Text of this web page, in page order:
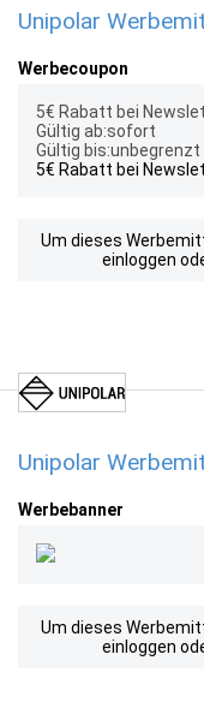
Unipolar
Werbecoupon
5€ Rabatt bei
Gültig ab:sofort
Gültig bis:unbegrenzt
5€ Rabatt bei
Um dieses
einloggen
Unipolar
Werbebanner
Um dieses
einloggen